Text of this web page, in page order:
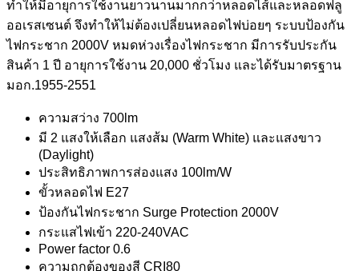
ทำให้มีอายุการใช้งานยาวนานมากกว่าหลอดไส้และหลอดฟลู
ออเรสเซนต์ จึงทำให้ไม่ต้องเปลี่ยนหลอดไฟบ่อยๆ ระบบป้องกัน
ไฟกระชาก 2000V หมดห่วงเรื่องไฟกระชาก มีการรับประกัน
สินค้า 1 ปี อายุการใช้งาน 20,000 ชั่วโมง และได้รับมาตรฐาน
มอก.1955-2551
ความสว่าง 700lm
มี 2 แสงให้เลือก แสงส้ม (Warm White) และแสงขาว
(Daylight)
ประสิทธิภาพการส่องแสง 100lm/W
ขั้วหลอดไฟ E27
ป้องกันไฟกระชาก Surge Protection 2000V
กระแสไฟเข้า 220-240VAC
Power factor 0.6
ความถูกต้องของสี CRI80